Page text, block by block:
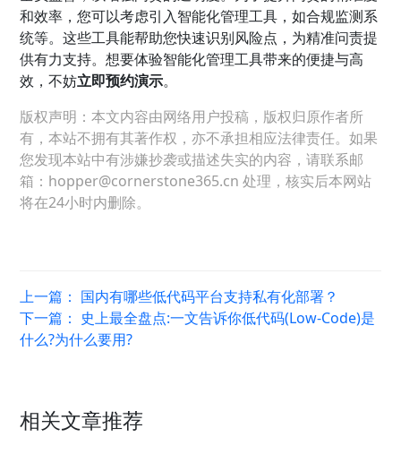
和效率，您可以考虑引入智能化管理工具，如合规监测系
统等。这些工具能帮助您快速识别风险点，为精准问责提
供有力支持。想要体验智能化管理工具带来的便捷与高
效，不妨立即预约演示。
版权声明：本文内容由网络用户投稿，版权归原作者所
有，本站不拥有其著作权，亦不承担相应法律责任。如果
您发现本站中有涉嫌抄袭或描述失实的内容，请联系邮
箱：hopper@cornerstone365.cn 处理，核实后本网站
将在24小时内删除。
上一篇： 国内有哪些低代码平台支持私有化部署？
下一篇： 史上最全盘点:一文告诉你低代码(Low-Code)是
什么?为什么要用?
相关文章推荐